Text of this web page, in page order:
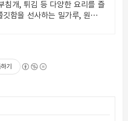
침개, 튀김 등 다양한 요리를 즐
함을 선사하는 밀가루, 원하는
기